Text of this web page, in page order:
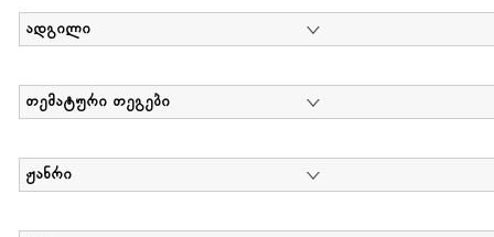
ადგილი
თემატური თეგები
ჟანრი